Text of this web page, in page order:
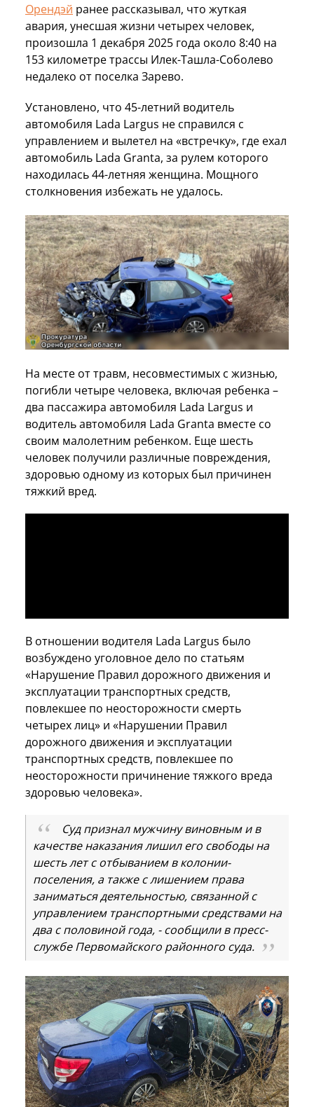
Орендэй ранее рассказывал, что жуткая
авария, унесшая жизни четырех человек,
произошла 1 декабря 2025 года около 8:40 на
153 километре трассы Илек-Ташла-Соболево
недалеко от поселка Зарево.
Установлено, что 45-летний водитель
автомобиля Lada Largus не справился с
управлением и вылетел на «встречку», где ехал
автомобиль Lada Granta, за рулем которого
находилась 44-летняя женщина. Мощного
столкновения избежать не удалось.
На месте от травм, несовместимых с жизнью,
погибли четыре человека, включая ребенка –
два пассажира автомобиля Lada Largus и
водитель автомобиля Lada Granta вместе со
своим малолетним ребенком. Еще шесть
человек получили различные повреждения,
здоровью одному из которых был причинен
тяжкий вред.
В отношении водителя Lada Largus было
возбуждено уголовное дело по статьям
«Нарушение Правил дорожного движения и
эксплуатации транспортных средств,
повлекшее по неосторожности смерть
четырех лиц» и «Нарушении Правил
дорожного движения и эксплуатации
транспортных средств, повлекшее по
неосторожности причинение тяжкого вреда
здоровью человека».
Суд признал мужчину виновным и в
качестве наказания лишил его свободы на
шесть лет с отбыванием в колонии-
поселения, а также с лишением права
заниматься деятельностью, связанной с
управлением транспортными средствами на
два с половиной года, - сообщили в пресс-
службе Первомайского районного суда.